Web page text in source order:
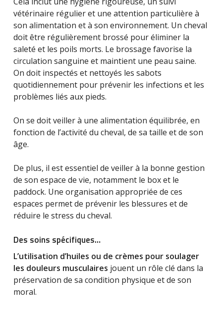
vétérinaire régulier et une attention particulière à
son alimentation et à son environnement. Un cheval
doit être régulièrement brossé pour éliminer la
saleté et les poils morts. Le brossage favorise la
circulation sanguine et maintient une peau saine.
On doit inspectés et nettoyés les sabots
quotidiennement pour prévenir les infections et les
problèmes liés aux pieds.
On se doit veiller à une alimentation équilibrée, en
fonction de l’activité du cheval, de sa taille et de son
âge.
De plus, il est essentiel de veiller à la bonne gestion
de son espace de vie, notamment le box et le
paddock. Une organisation appropriée de ces
espaces permet de prévenir les blessures et de
réduire le stress du cheval.
Des soins spécifiques…
L’utilisation d’huiles ou de crèmes pour soulager
les douleurs musculaires jouent un rôle clé dans la
préservation de sa condition physique et de son
moral.